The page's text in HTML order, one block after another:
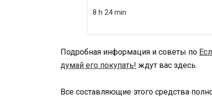
8 h 24 min
Подробная информация и советы по
думай его покупать! ждут вас здесь.
Все составляющие этого средства